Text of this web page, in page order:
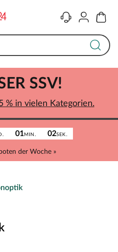
KontaktKonto
01MIN. 02SEK.
der Woche »
SSV!
% in vielen Kategorien.